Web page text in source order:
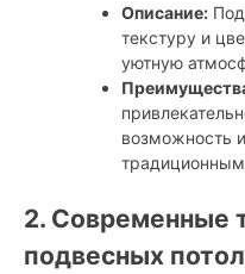
Описание:
текстуру и
уютную
возможность
2. Современные
подвесных